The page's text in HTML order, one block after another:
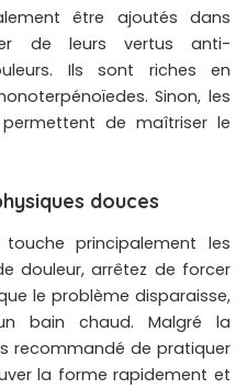
être ajoutés dans
de leurs vertus anti-
Ils sont riches en
Sinon, les
de maîtriser le
douces
principalement les
douleur, arrêtez de forcer
le problème disparaisse,
bain chaud. Malgré la
recommandé de pratiquer
la forme rapidement et